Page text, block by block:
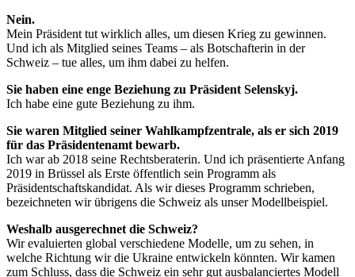
Nein.
Mein Präsident tut wirklich alles, um diesen Krieg zu gewinnen.
Und ich als Mitglied seines Teams – als Botschafterin in der
Schweiz – tue alles, um ihm dabei zu helfen.
Sie haben eine enge Beziehung zu Präsident Selenskyj.
Ich habe eine gute Beziehung zu ihm.
Sie waren Mitglied seiner Wahlkampfzentrale, als er sich 2019
für das Präsidentenamt bewarb.
Ich war ab 2018 seine Rechtsberaterin. Und ich präsentierte Anfang
2019 in Brüssel als Erste öffentlich sein Programm als
Präsidentschaftskandidat. Als wir dieses Programm schrieben,
bezeichneten wir übrigens die Schweiz als unser Modellbeispiel.
Weshalb ausgerechnet die Schweiz?
Wir evaluierten global verschiedene Modelle, um zu sehen, in
welche Richtung wir die Ukraine entwickeln könnten. Wir kamen
zum Schluss, dass die Schweiz ein sehr gut ausbalanciertes Modell